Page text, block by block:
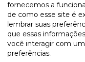
fornecemos a
de como esse site é
lembrar suas
que essas
você interagir com
preferências.